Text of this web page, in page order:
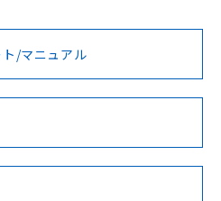
ただく前に、以下を必ずお読
例
/マニュアル